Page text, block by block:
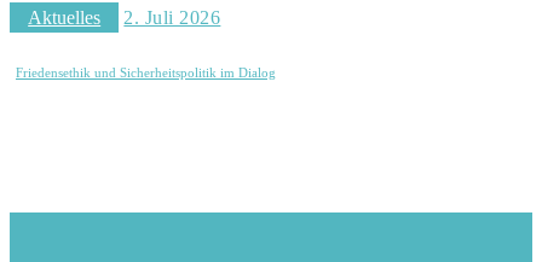
Aktuelles 2. Juli 2026
Friedensethik und Sicherheitspolitik im Dialog